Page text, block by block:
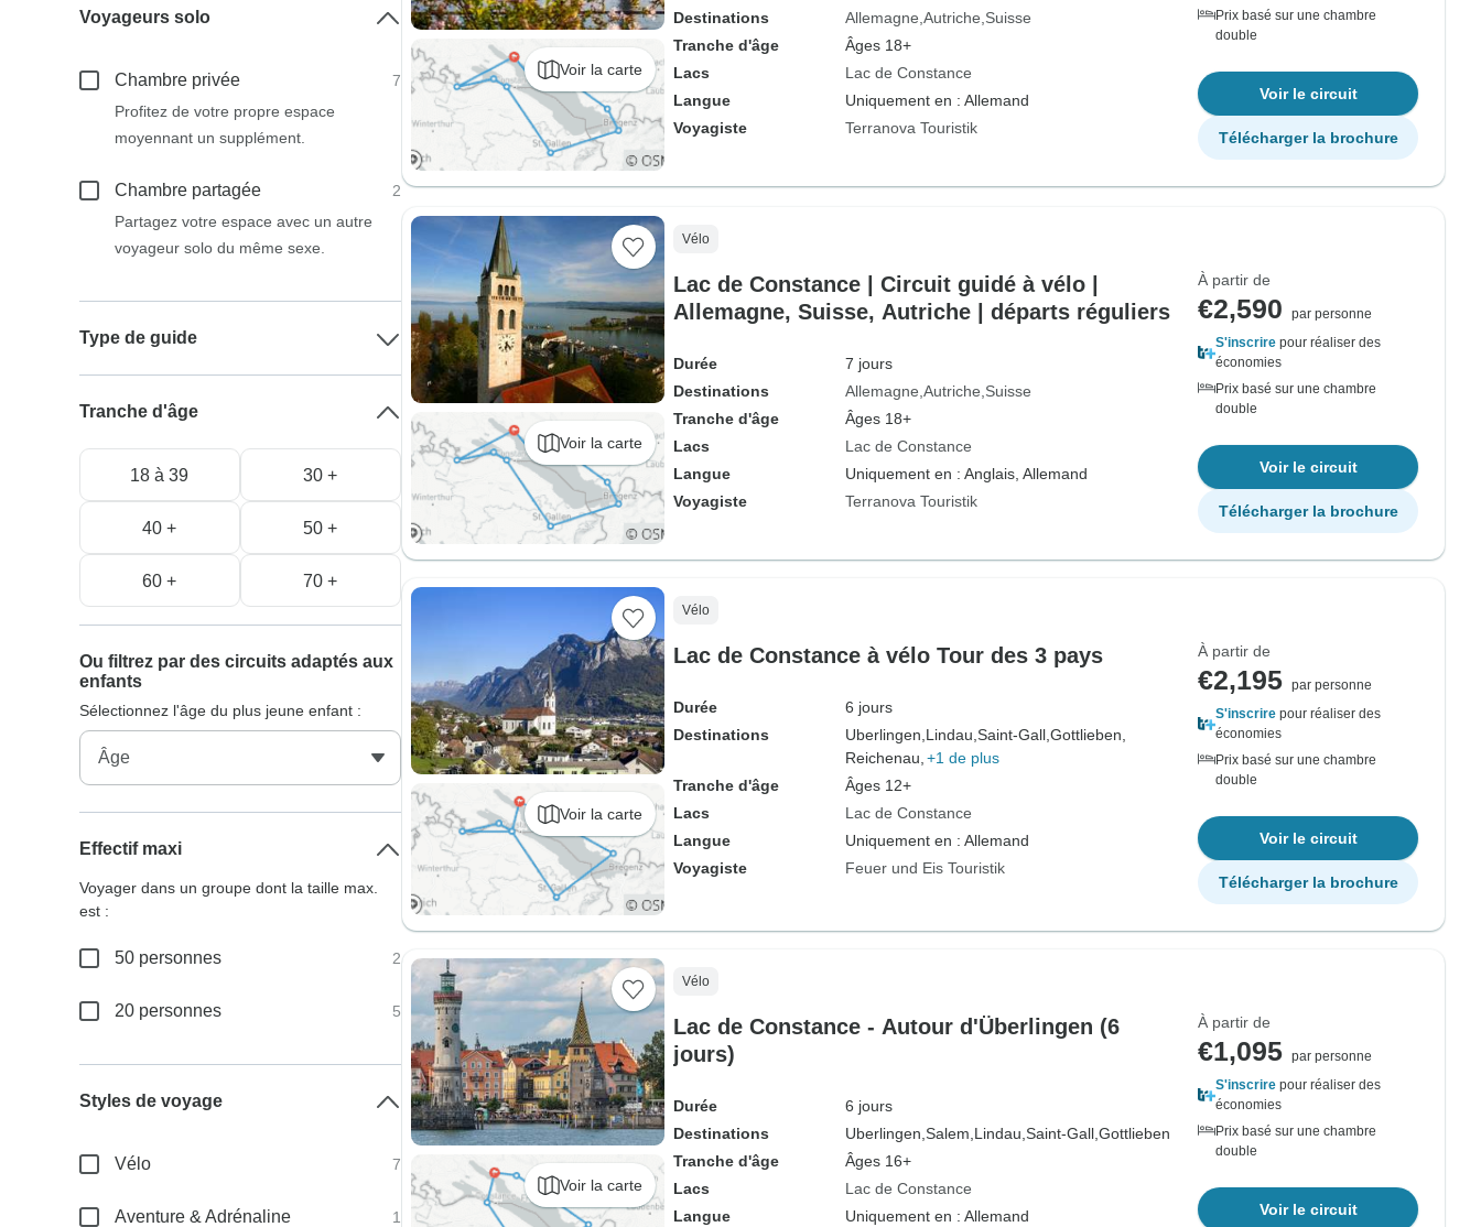
Voir la carte
Destinations
Allemagne Autriche Suisse
Tranche d'âge
Âges 18+
Lacs
Lac de Constance
Langue
Uniquement en : Allemand
Voyagiste
Terranova Touristik
Prix basé sur une chambre
double
Voir le circuit
Télécharger la brochure
Voir la carte
Vélo
Lac de Constance | Circuit guidé à vélo |
Allemagne, Suisse, Autriche | départs réguliers
Durée
7 jours
Destinations
Allemagne Autriche Suisse
Tranche d'âge
Âges 18+
Lacs
Lac de Constance
Langue
Uniquement en : Anglais, Allemand
Voyagiste
Terranova Touristik
À partir de
€2,590
par personne
S'inscrire pour réaliser des
économies
Prix basé sur une chambre
double
Voir le circuit
Télécharger la brochure
Voir la carte
Vélo
Lac de Constance à vélo Tour des 3 pays
Durée
6 jours
Destinations
Uberlingen, Lindau, Saint-Gall, Gottlieben,
Reichenau, +1 de plus
Tranche d'âge
Âges 12+
Lacs
Lac de Constance
Langue
Uniquement en : Allemand
Voyagiste
Feuer und Eis Touristik
À partir de
€2,195 par personne
S'inscrire pour réaliser des
économies
Prix basé sur une chambre
double
Voir le circuit
Télécharger la brochure
Voir la carte
Vélo
Lac de Constance - Autour d'Überlingen (6
jours)
Durée
6 jours
Destinations
Uberlingen, Salem, Lindau, Saint-Gall, Gottlieben
Tranche d'âge
Âges 16+
Lacs
Lac de Constance
Langue
Uniquement en : Allemand
À partir de
€1,095 par personne
S'inscrire pour réaliser des
économies
Prix basé sur une chambre
double
Voir le circuit
Voyageurs solo
Chambre privée
7
Profitez de votre propre espace
moyennant un supplément.
Chambre partagée
2
Partagez votre espace avec un autre
voyageur solo du même sexe.
Type de guide
Tranche d'âge
18 à 39 30 +
40 + 50 +
60 + 70 +
Ou filtrez par des circuits adaptés aux
enfants
Sélectionnez l'âge du plus jeune enfant :
Effectif maxi
Voyager dans un groupe dont la taille max.
est :
50 personnes 2
20 personnes 5
Styles de voyage
Vélo 7
Aventure & Adrénaline 1